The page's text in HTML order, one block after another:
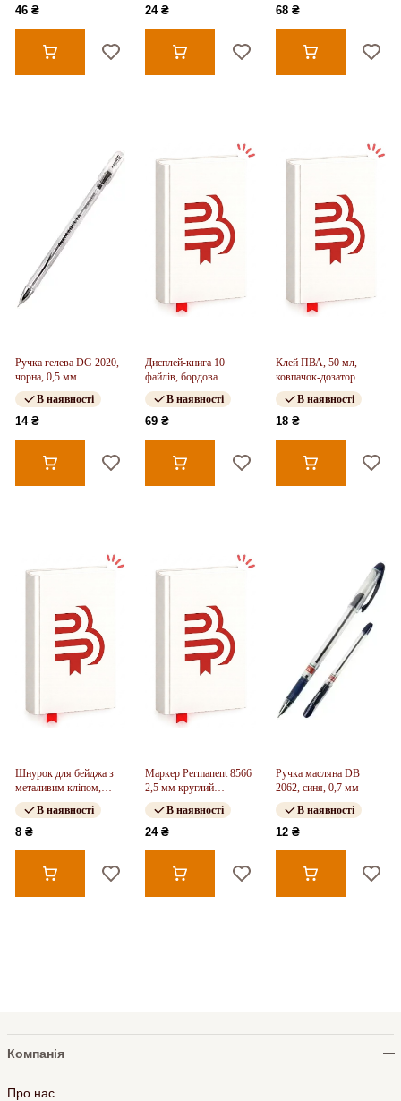
46 ₴ 24 ₴ 68 ₴
Ручка гелева DG 2020,
чорна, 0,5 мм
В наявності
14 ₴
Дисплей-книга 10
файлів, бордова
В наявності
69 ₴
Клей ПВА, 50 мл,
ковпачок-дозатор
В наявності
18 ₴
Шнурок для бейджа з
металивим кліпом,
чорний, 4532
В наявності
8 ₴
Маркер Permanent 8566
2,5 мм круглий
коричневий
В наявності
24 ₴
Ручка масляна DB
2062, синя, 0,7 мм
В наявності
12 ₴
Компанія
Про нас